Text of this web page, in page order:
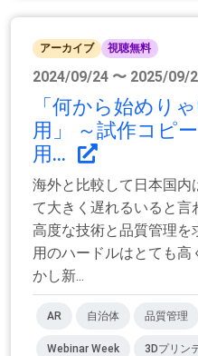
アーカイブ 視聴無料
2024/09/24 〜 2025/09/
「何から始めり
用」 ～試作コピ
用...
海外と比較して日本国内
て大きく遅れるいると
高度な技術と品質管理を
用のハードルはとても
かし新...
AR 自治体 品質管理
Webinar Week 3Dプリン